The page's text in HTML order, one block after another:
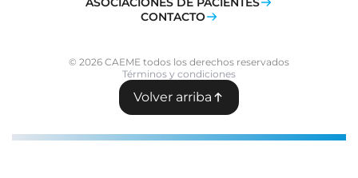
CONTACTO
© 2026 CAEME todos los derechos reservados
Términos y condiciones
Volver arriba